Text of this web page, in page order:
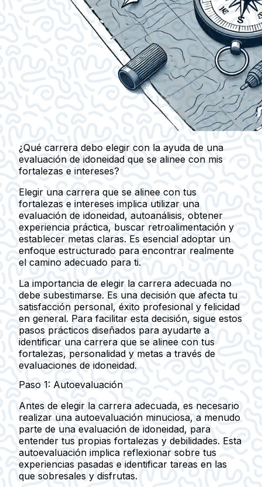
¿Qué carrera debo elegir con la ayuda de una
evaluación de idoneidad que se alinee con mis
fortalezas e intereses?
Elegir una carrera que se alinee con tus
fortalezas e intereses implica utilizar una
evaluación de idoneidad, autoanálisis, obtener
experiencia práctica, buscar retroalimentación y
establecer metas claras. Es esencial adoptar un
enfoque estructurado para encontrar realmente
el camino adecuado para ti.
La importancia de elegir la carrera adecuada no
debe subestimarse. Es una decisión que afecta tu
satisfacción personal, éxito profesional y felicidad
en general. Para facilitar esta decisión, sigue estos
pasos prácticos diseñados para ayudarte a
identificar una carrera que se alinee con tus
fortalezas, personalidad y metas a través de
evaluaciones de idoneidad.
Paso 1: Autoevaluación
Antes de elegir la carrera adecuada, es necesario
realizar una autoevaluación minuciosa, a menudo
parte de una evaluación de idoneidad, para
entender tus propias fortalezas y debilidades. Esta
autoevaluación implica reflexionar sobre tus
experiencias pasadas e identificar tareas en las
que sobresales y disfrutas.